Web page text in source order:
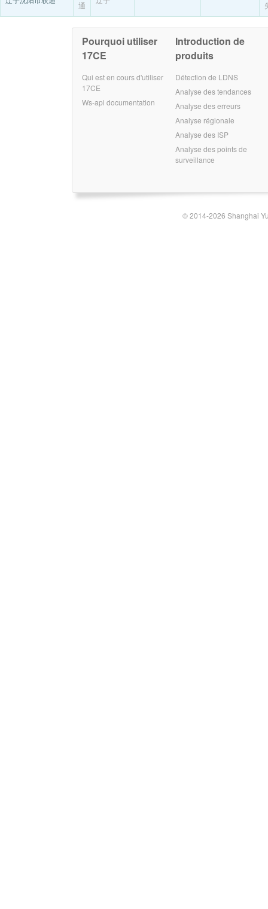
通
Pourquoi utiliser
17CE
Qui est en cours d'utiliser
17CE
Ws-api documentation
Introduction de
produits
Détection de LDNS
Analyse des tendances
Analyse des erreurs
Analyse régionale
Analyse des ISP
Analyse des points de
surveillance
© 2014-2026 Shanghai